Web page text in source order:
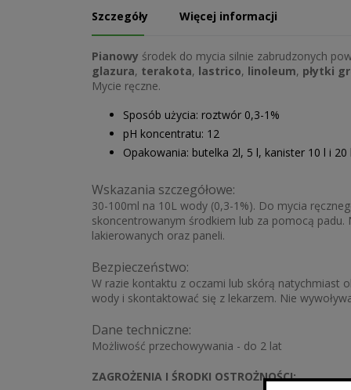
Szczegóły
Pianowy środek do mycia silnie zabrudzonych
glazura, terakota, lastrico, linoleum, płytki
Mycie ręczne.
Sposób użycia: roztwór 0,3-1%
pH koncentratu: 12
Opakowania: butelka 2l, 5 l, kanister 10 l i 20 l
Wskazania szczegółowe:
30-100ml na 10L wody (0,3-1%). Do mycia
skoncentrowanym środkiem lub za pomocą padu.
lakierowanych oraz paneli.
Bezpieczeństwo:
W razie kontaktu z oczami lub skórą natychmiast
wody i skontaktować się z lekarzem. Nie
Dane techniczne:
Możliwość przechowywania - do 2 lat
ZAGROŻENIA I ŚRODKI OSTROŻNOŚCI:
Więcej informacji